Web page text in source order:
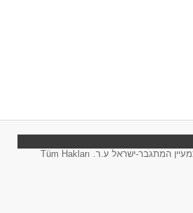
Telif hakkı © 2026 כמעיין המתגבר-ישראל ע.ר. Tüm Hakları